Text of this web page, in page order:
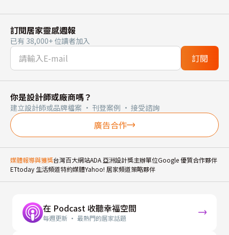
訂閱居家靈感週報
已有 38,000+ 位讀者加入
訂閱
你是設計師或廠商嗎？
建立設計師或品牌檔案 · 刊登案例 · 接受諮詢
廣告合作
媒體報導與獲獎台灣百大網站ADA 亞洲設計獎主辦單位Google 優質合作夥伴
ETtoday 生活頻道特約媒體Yahoo! 居家頻道策略夥伴
在 Podcast 收聽幸福空間
每週更新 · 最熱門的居家話題